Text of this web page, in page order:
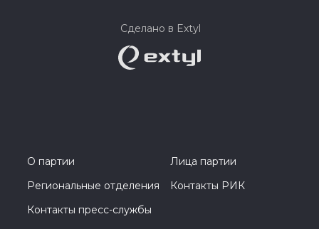
Сделано в Extyl
О партии
Лица партии
Региональные отделения
Контакты РИК
Контакты пресс-службы